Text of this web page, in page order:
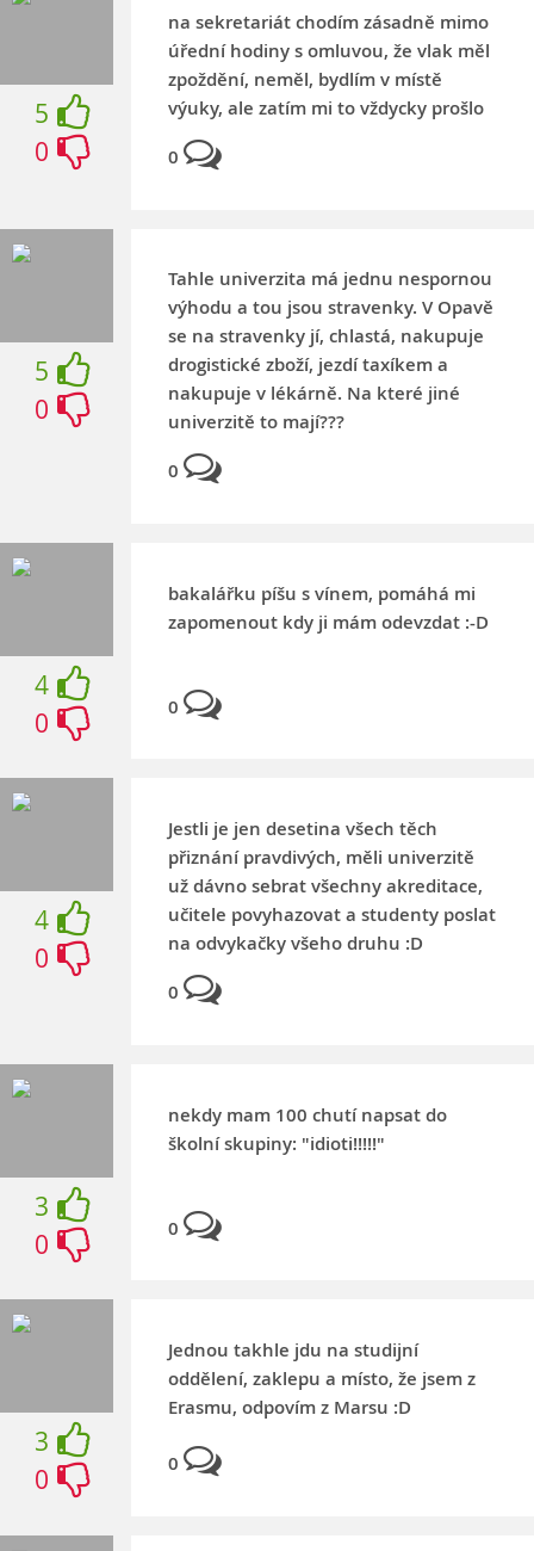
5
0
na sekretariát chodím zásadně mimo
úřední hodiny s omluvou, že vlak měl
zpoždění, neměl, bydlím v místě
výuky, ale zatím mi to vždycky prošlo
0
5
0
Tahle univerzita má jednu nespornou
výhodu a tou jsou stravenky. V Opavě
se na stravenky jí, chlastá, nakupuje
drogistické zboží, jezdí taxíkem a
nakupuje v lékárně. Na které jiné
univerzitě to mají???
0
4
0
bakalářku píšu s vínem, pomáhá mi
zapomenout kdy ji mám odevzdat :-D
0
4
0
Jestli je jen desetina všech těch
přiznání pravdivých, měli univerzitě
už dávno sebrat všechny akreditace,
učitele povyhazovat a studenty poslat
na odvykačky všeho druhu :D
0
3
0
nekdy mam 100 chutí napsat do
školní skupiny: "idioti!!!!!"
0
3
0
Jednou takhle jdu na studijní
oddělení, zaklepu a místo, že jsem z
Erasmu, odpovím z Marsu :D
0